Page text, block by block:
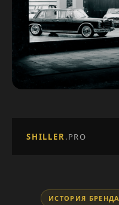
SHILLER.PRO
ИСТОРИЯ БРЕНДА